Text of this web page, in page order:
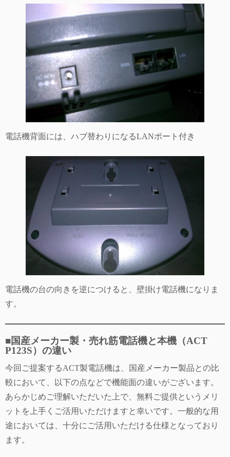
電話機背面には、ハブ替わりになるLANポート付き
電話機の台の向きを逆につけると、壁掛け電話機になりま
す。
■国産メーカー製・売れ筋電話機と本機（ACT
P123S）の違い
今回ご提案するACT製電話機は、国産メーカー製品との比
較において、以下の点などで機能面の違いがございます。
あらかじめご理解いただいた上で、無料ご提供というメリ
ットを上手くご活用いただけますと幸いです。一般的な用
途においては、十分にご活用いただける仕様となっており
ます。